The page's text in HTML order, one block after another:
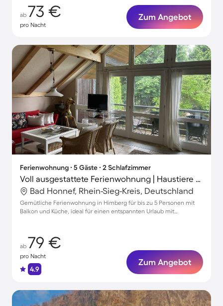
ab 73 €
pro Nacht
Zum Angebot
Ferienwohnung ∙ 5 Gäste ∙ 2 Schlafzimmer
Voll ausgestattete Ferienwohnung | Haustiere erlaubt
Bad Honnef, Rhein-Sieg-Kreis, Deutschland
Gemütliche Ferienwohnung in Himberg für bis zu 5 Personen mit
Balkon und Küche, ideal für einen entspannten Urlaub mit
ab 79 €
pro Nacht
4.9
Zum Angebot